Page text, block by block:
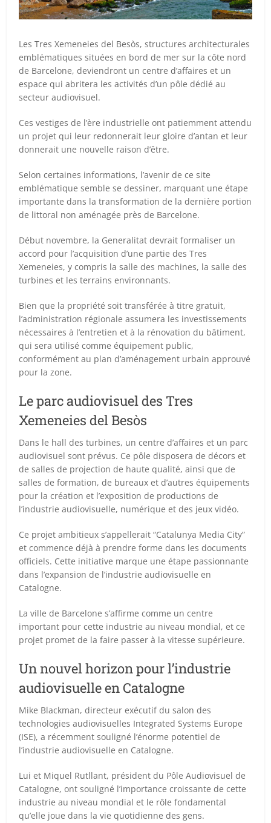
Les Tres Xemeneies del Besòs, structures architecturales
emblématiques situées en bord de mer sur la côte nord
de Barcelone, deviendront un centre d’affaires et un
espace qui abritera les activités d’un pôle dédié au
secteur audiovisuel.
Ces vestiges de l’ère industrielle ont patiemment attendu
un projet qui leur redonnerait leur gloire d’antan et leur
donnerait une nouvelle raison d’être.
Selon certaines informations, l’avenir de ce site
emblématique semble se dessiner, marquant une étape
importante dans la transformation de la dernière portion
de littoral non aménagée près de Barcelone.
Début novembre, la Generalitat devrait formaliser un
accord pour l’acquisition d’une partie des Tres
Xemeneies, y compris la salle des machines, la salle des
turbines et les terrains environnants.
Bien que la propriété soit transférée à titre gratuit,
l’administration régionale assumera les investissements
nécessaires à l’entretien et à la rénovation du bâtiment,
qui sera utilisé comme équipement public,
conformément au plan d’aménagement urbain approuvé
pour la zone.
Le parc audiovisuel des Tres
Xemeneies del Besòs
Dans le hall des turbines, un centre d’affaires et un parc
audiovisuel sont prévus. Ce pôle disposera de décors et
de salles de projection de haute qualité, ainsi que de
salles de formation, de bureaux et d’autres équipements
pour la création et l’exposition de productions de
l’industrie audiovisuelle, numérique et des jeux vidéo.
Ce projet ambitieux s’appellerait “Catalunya Media City”
et commence déjà à prendre forme dans les documents
officiels. Cette initiative marque une étape passionnante
dans l’expansion de l’industrie audiovisuelle en
Catalogne.
La ville de Barcelone s’affirme comme un centre
important pour cette industrie au niveau mondial, et ce
projet promet de la faire passer à la vitesse supérieure.
Un nouvel horizon pour l’industrie
audiovisuelle en Catalogne
Mike Blackman, directeur exécutif du salon des
technologies audiovisuelles Integrated Systems Europe
(ISE), a récemment souligné l’énorme potentiel de
l’industrie audiovisuelle en Catalogne.
Lui et Miquel Rutllant, président du Pôle Audiovisuel de
Catalogne, ont souligné l’importance croissante de cette
industrie au niveau mondial et le rôle fondamental
qu’elle joue dans la vie quotidienne des gens.